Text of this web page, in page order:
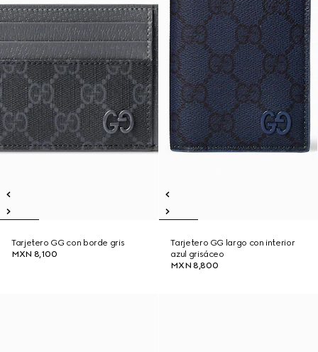
Tarjetero GG con borde gris
MXN 8,100
Tarjetero GG largo con interior
azul grisáceo
MXN 8,800